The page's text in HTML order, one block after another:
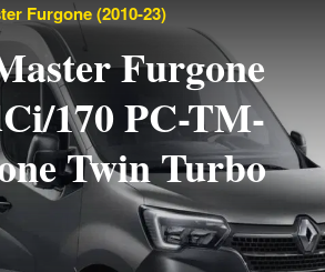
Furgone (2010-23)
Furgone
170 PC-TM-
Twin Turbo